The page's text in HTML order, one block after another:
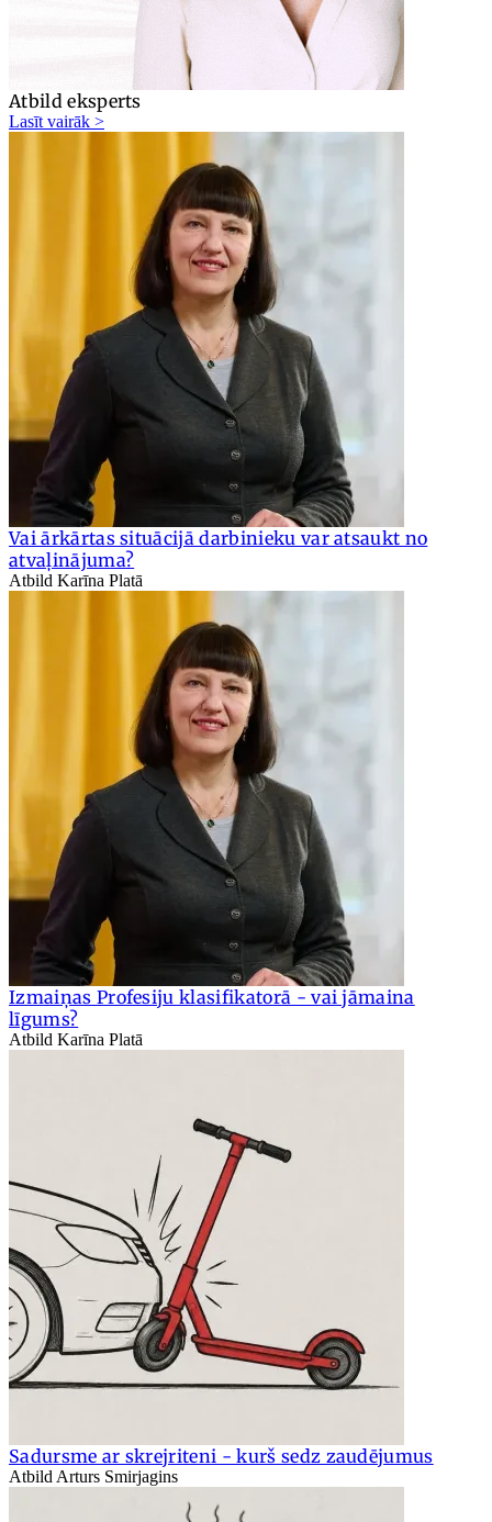
Atbild eksperts
Lasīt vairāk >
Vai ārkārtas situācijā darbinieku var atsaukt no
atvaļinājuma?
Atbild Karīna Platā
Izmaiņas Profesiju klasifikatorā - vai jāmaina
līgums?
Atbild Karīna Platā
Sadursme ar skrejriteni - kurš sedz zaudējumus
Atbild Arturs Smirjagins